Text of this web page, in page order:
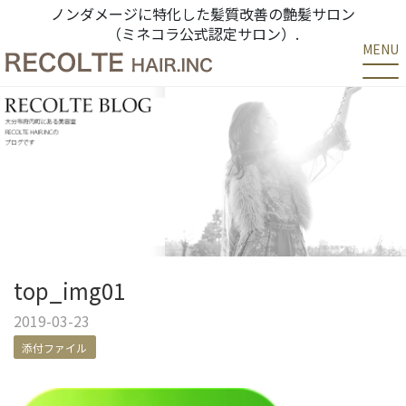
ノンダメージに特化した髪質改善の艶髪サロン
（ミネコラ公式認定サロン）.
MENU
top_img01
2019-03-23
添付ファイル